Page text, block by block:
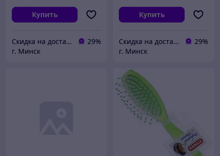
Купить
Скидка на доставку 21 векбай
29%
г. Минск
Купить
Скидка на доставку 21 векбай
29%
г. Минск